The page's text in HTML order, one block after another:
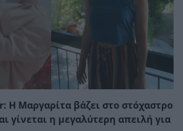
Η Μαργαρίτα βάζει στο στόχαστρο
γίνεται η μεγαλύτερη απειλή για